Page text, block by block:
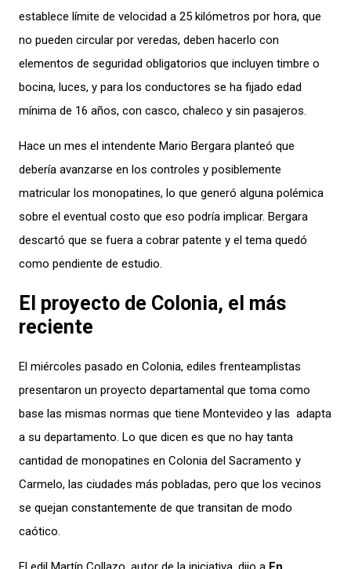
establece límite de velocidad a 25 kilómetros por hora, que
no pueden circular por veredas, deben hacerlo con
elementos de seguridad obligatorios que incluyen timbre o
bocina, luces, y para los conductores se ha fijado edad
mínima de 16 años, con casco, chaleco y sin pasajeros.
Hace un mes el intendente Mario Bergara planteó que
debería avanzarse en los controles y posiblemente
matricular los monopatines, lo que generó alguna polémica
sobre el eventual costo que eso podría implicar. Bergara
descartó que se fuera a cobrar patente y el tema quedó
como pendiente de estudio.
El proyecto de Colonia, el más
reciente
El miércoles pasado en Colonia, ediles frenteamplistas
presentaron un proyecto departamental que toma como
base las mismas normas que tiene Montevideo y las adapta
a su departamento. Lo que dicen es que no hay tanta
cantidad de monopatines en Colonia del Sacramento y
Carmelo, las ciudades más pobladas, pero que los vecinos
se quejan constantemente de que transitan de modo
caótico.